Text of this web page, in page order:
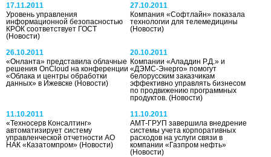
17.11.2011
Уровень управления
информационной безопасностью
КРОК соответствует ГОСТ
(Новости)
27.10.2011
Компания «Софтлайн» показала
технологии для телемедицины
(Новости)
26.10.2011
«Онланта» представила облачные
решения OnCloud на конференции
«Облака и центры обработки
данных» в Ижевске (Новости)
20.10.2011
Компании «Аладдин Р.Д.» и
«ДЭМС-Энерго» помогут
белорусским заказчикам
эффективно управлять бизнесом
по продвижению программных
продуктов.(Новости)
11.10.2011
«Техносерв Консалтинг»
автоматизирует систему
управленческой отчетности АО
НАК «Казатомпром» (Новости)
11.10.2011
АМТ-ГРУП завершила внедрение
системы учета корпоративных
расходов на услуги связи в
компании «Газпром нефть»
(Новости)